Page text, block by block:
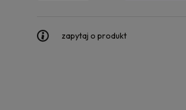
zapytaj o produkt